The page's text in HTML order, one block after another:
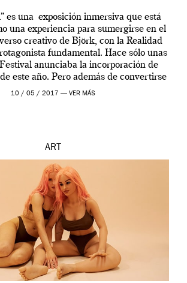
es una exposición inmersiva que está
una experiencia para sumergirse en el
creativo de Björk, con la Realidad
fundamental. Hace sólo unas
anunciaba la incorporación de
este año. Pero además de convertirse
las actuaciones más relevantes […]
10 / 05 / 2017 — VER MÁS
ART